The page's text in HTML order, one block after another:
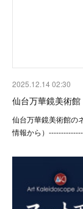
2025.12.14 02:30
仙台万華鏡美術
仙台万華鏡美術館の
情報から）